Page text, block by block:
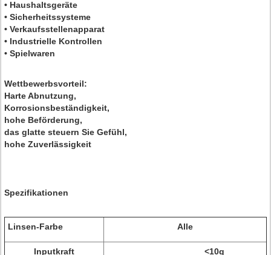
• Haushaltsgeräte
• Sicherheitssysteme
• Verkaufsstellenapparat
• Industrielle Kontrollen
• Spielwaren
Wettbewerbsvorteil:
Harte Abnutzung,
Korrosionsbeständigkeit,
hohe Beförderung,
das glatte steuern Sie Gefühl,
hohe Zuverlässigkeit
Spezifikationen
Linsen-Farbe Alle
Inputkraft <10g